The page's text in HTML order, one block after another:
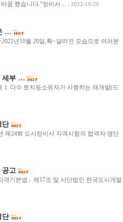
꿈 했습니다.“정비사…
2022-10-20
…
년10월 20일,확~달라진 모습으로 여러분
세부 …
1. 다수 토지등소유자가 시행하는 재개발(도
단
제24회 도시정비사 자격시험의 합격자 명단
공고
기본법」제17조 및 사단법인 한국도시개발
단